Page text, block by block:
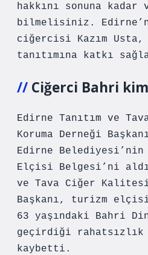
hakkını sonuna
bilmelisiniz.
ciğercisi Kazım Usta,
tanıtımına katkı
Ciğerci Bahri
Edirne Tanıtım ve
Koruma Derneği
Edirne
Elçisi Belgesi’ni
ve Tava Ciğer
Başkanı, turizm
63 yaşındaki Bahri
geçirdiği rahatsızlık
kaybetti.